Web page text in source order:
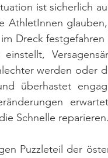
ist sicherlich
AthletInnen
Dreck
werden oder
überhastet
Schnelle reparieren.
Puzzleteil der